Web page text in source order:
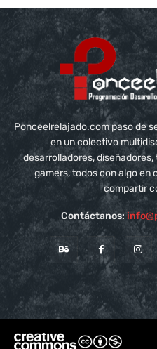
Ponceelrelajado.com paso de
en un colectivo
desarrolladores,
gamers, todos con algo en
compartir
Contáctanos: